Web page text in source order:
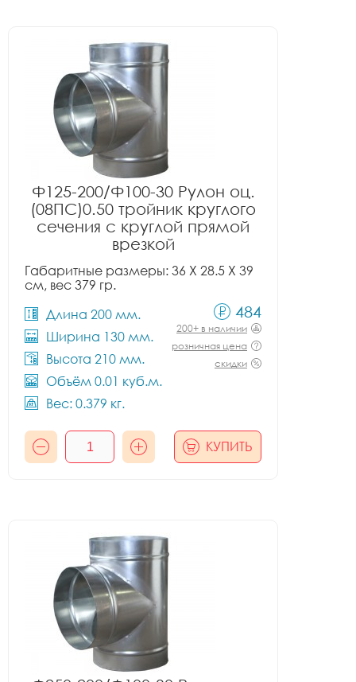
Ф125-200/Ф100-30 Рулон оц.
(08ПС)0.50 тройник круглого
сечения с круглой прямой
врезкой
Габаритные размеры: 36 X 28.5 X 39
см, вес 379 гр.
Длина 200 мм.
Ширина 130 мм.
Высота 210 мм.
Объём 0.01 куб.м.
Вес: 0.379 кг.
484
200+ в наличии
розничная цена
скидки
КУПИТЬ